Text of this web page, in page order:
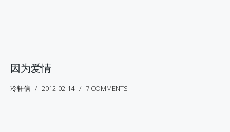
因为爱情
冷轩信 2012-02-14 7 COMMENTS